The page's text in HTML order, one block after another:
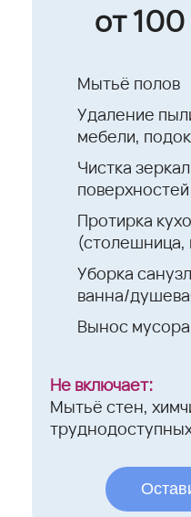
от
Мытьё полов
Удаление
мебели,
Чистка
поверхностей
Протирка
(столешница,
Уборка
ванна/
Вынос мусора
Не включает:
Мытьё стен,